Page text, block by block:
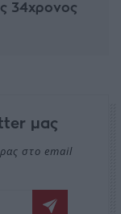
34χρονος
μας
στο email